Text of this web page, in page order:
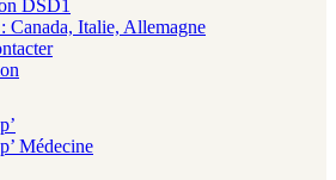
DSD1
Canada, Italie, Allemagne
Médecine